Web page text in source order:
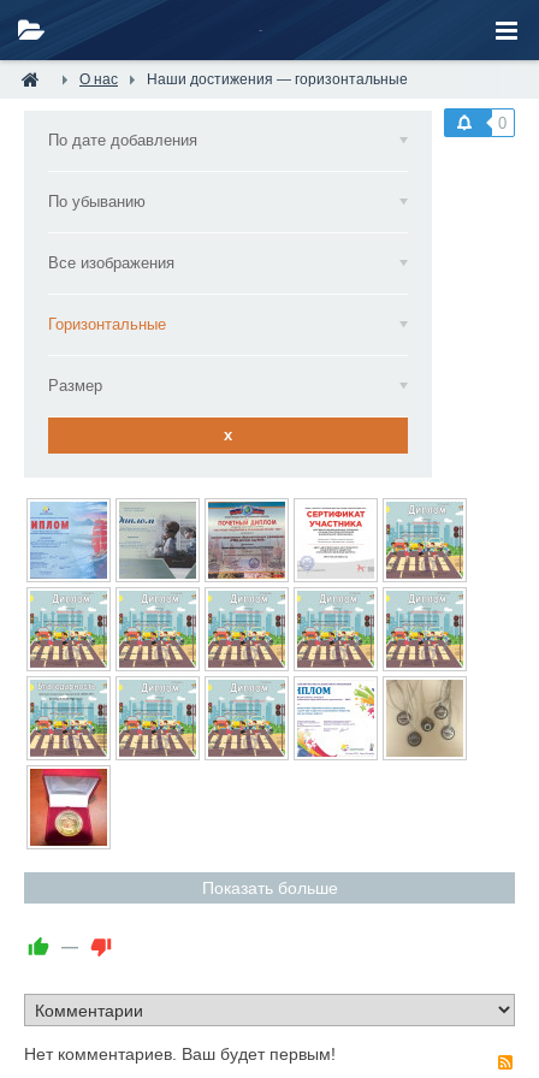
О нас Наши достижения — горизонтальные
0
По дате добавления
По убыванию
Все изображения
Горизонтальные
Размер
x
Показать больше
—
Нет комментариев. Ваш будет первым!